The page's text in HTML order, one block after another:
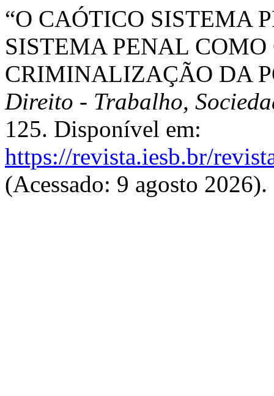
“O CAÓTICO SISTEMA
SISTEMA PENAL
CRIMINALIZAÇÃO DA
Direito - Trabalho,
125. Disponível em:
https://revista.iesb.br/
(Acessado: 9 agosto 2026).